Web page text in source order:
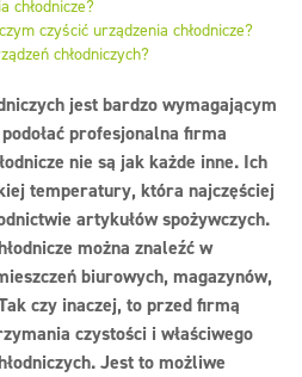
jest bardzo wymagającym
profesjonalna firma
nie są jak każde inne. Ich
temperatury, która najczęściej
artykułów spożywczych.
można znaleźć w
biurowych, magazynów,
czy inaczej, to przed firmą
czystości i właściwego
Jest to możliwe
chłodnicze?
czyścić urządzenia chłodnicze?
chłodniczych?